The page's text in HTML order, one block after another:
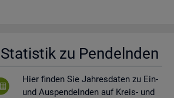
zu Pen­deln­den
Hier fin­den Sie Jah­res­da­ten zu Ein-
und Aus­pen­deln­den auf Kreis- und